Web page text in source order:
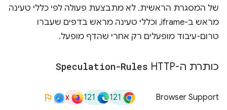
של המסגרת הראשית. לא מתבצעת פעולה לפי כללי טעינה
מראש ב-iframe, וכללי טעינה מראש בדפים שעברו
טרום-עיבוד מופעלים רק אחרי שהדף מופעל.
כותרת ה-HTTP‏ Speculation-Rules
Browser Support
121
121
x